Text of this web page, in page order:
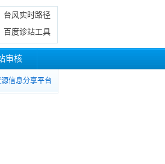
台风实时路径
百度诊站工具
审核
信息分享平台